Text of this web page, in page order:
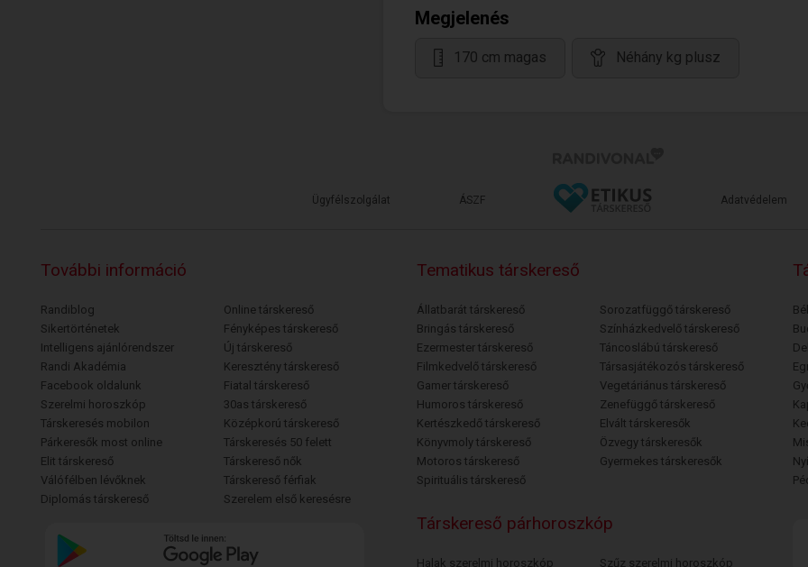
Megjelenés
170 cm magas Néhány kg plusz
Ügyfélszolgálat ÁSZF Adatvédelem
További információ
Randiblog
Sikertörténetek
Intelligens ajánlórendszer
Randi Akadémia
Facebook oldalunk
Szerelmi horoszkóp
Társkeresés mobilon
Párkeresők most online
Elit társkereső
Válófélben lévőknek
Diplomás társkereső
Online társkereső
Fényképes társkereső
Új társkereső
Keresztény társkereső
Fiatal társkereső
30as társkereső
Középkorú társkereső
Társkeresés 50 felett
Társkereső nők
Társkereső férfiak
Szerelem első keresésre
Tematikus társkereső
Állatbarát társkereső
Bringás társkereső
Ezermester társkereső
Filmkedvelő társkereső
Gamer társkereső
Humoros társkereső
Kertészkedő társkereső
Könyvmoly társkereső
Motoros társkereső
Spirituális társkereső
Sorozatfüggő társkereső
Színházkedvelő társkereső
Táncoslábú társkereső
Társasjátékozós társkereső
Vegetáriánus társkereső
Zenefüggő társkereső
Elvált társkeresők
Özvegy társkeresők
Gyermekes társkeresők
Társkereső párhoroszkóp
Halak szerelmi horoszkóp Szűz szerelmi horoszkóp